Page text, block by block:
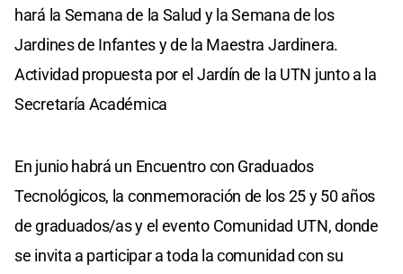
hará la Semana de la Salud y la Semana de los
Jardines de Infantes y de la Maestra Jardinera.
Actividad propuesta por el Jardín de la UTN junto a la
Secretaría Académica
En junio habrá un Encuentro con Graduados
Tecnológicos, la conmemoración de los 25 y 50 años
de graduados/as y el evento Comunidad UTN, donde
se invita a participar a toda la comunidad con su